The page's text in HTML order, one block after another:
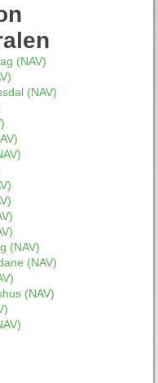
(NAV)
(NAV)
(NAV)
(NAV)
(NAV)